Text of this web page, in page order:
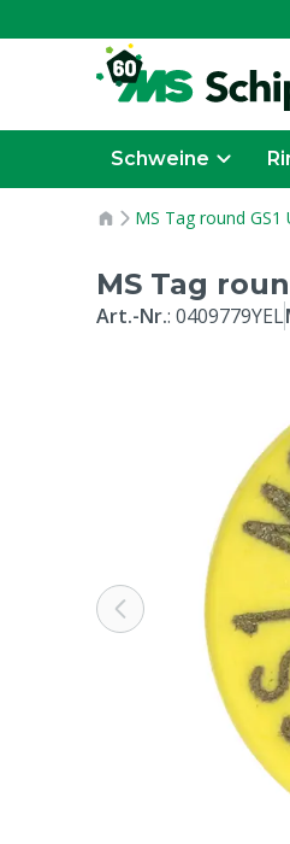
Schweine
MS Tag round GS1
MS Tag
Art.-Nr.: 0409779YEL